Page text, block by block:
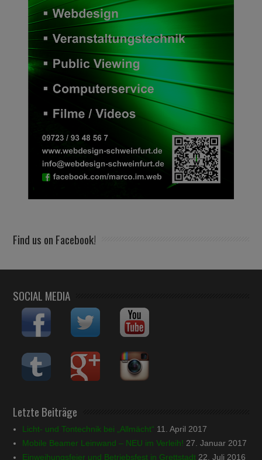
Find us on Facebook!
SOCIAL MEDIA
Letzte Beiträge
Licht- und Tontechnik bei „Allmächt“ 11. April 2017
Mobile Beamer Leinwand – NEU im Verleih! 27. Januar 2017
Einweihungsfeier und Betriebsfest in Grettstadt 22. Juli 2016